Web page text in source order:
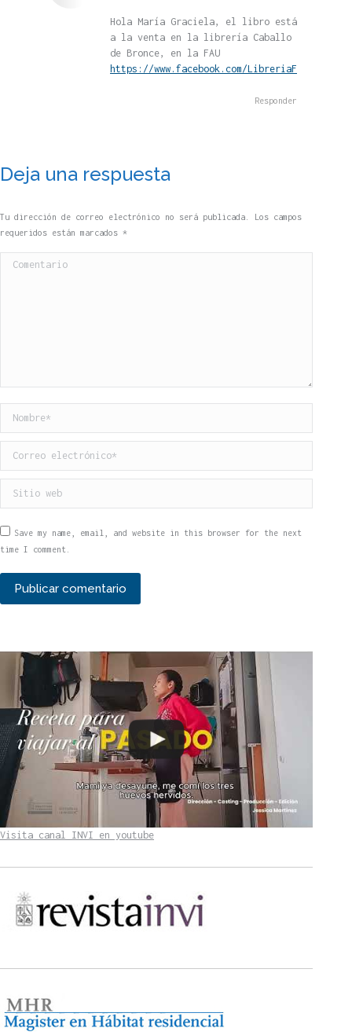
Hola María Graciela, el libro está
a la venta en la librería Caballo
de Bronce, en la FAU
https://www.facebook.com/LibreriaFAU/
Responder
Deja una respuesta
Tu dirección de correo electrónico no será publicada. Los campos
requeridos están marcados *
Comentario
Nombre *
Correo electrónico *
Sitio web
Save my name, email, and website in this browser for the next
time I comment.
Publicar comentario
Visita canal INVI en youtube